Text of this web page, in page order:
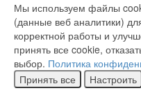
Мы используем файлы
(данные веб аналитики)
корректной работы и
принять все cookie,
выбор. Политика
Принять все
Настроить